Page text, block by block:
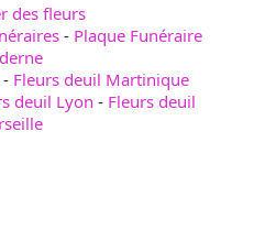
des fleurs
- Plaque Funéraire
- Fleurs deuil Martinique
deuil Lyon - Fleurs deuil